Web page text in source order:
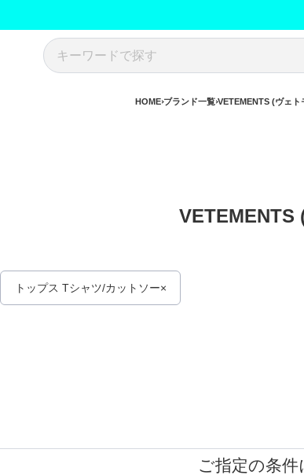
HOME ブランド一覧 VETEMENTS (ヴェト
VETEMENTS
トップス Tシャツ/カットソー
ご指定の条件